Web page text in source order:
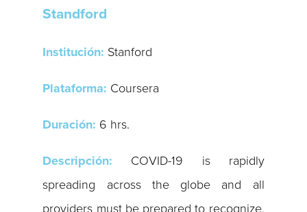
Standford
Institución: Stanford
Plataforma: Coursera
Duración: 6 hrs.
Descripción: COVID-19 is rapidly
spreading across the globe and all
providers must be prepared to recognize,